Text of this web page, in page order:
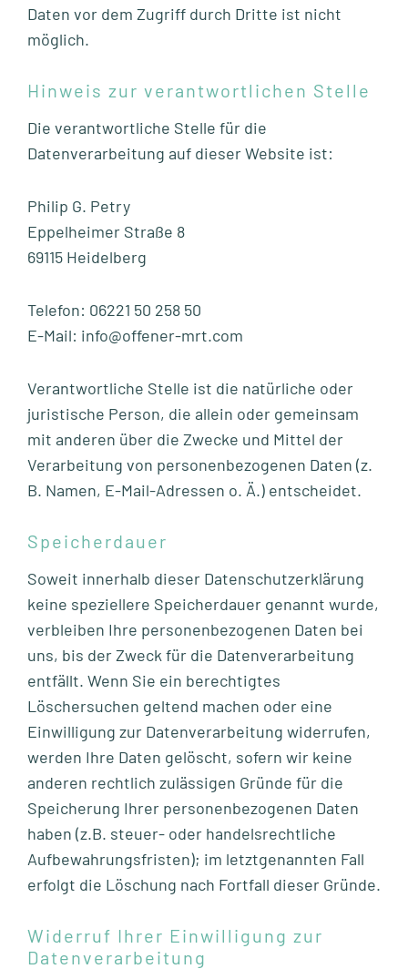
Daten vor dem Zugriff durch Dritte ist nicht
möglich.
Hinweis zur verantwortlichen Stelle
Die verantwortliche Stelle für die
Datenverarbeitung auf dieser Website ist:
Philip G. Petry
Eppelheimer Straße 8
69115 Heidelberg
Telefon: 06221 50 258 50
E-Mail: info@offener-mrt.com
Verantwortliche Stelle ist die natürliche oder
juristische Person, die allein oder gemeinsam
mit anderen über die Zwecke und Mittel der
Verarbeitung von personenbezogenen Daten (z.
B. Namen, E-Mail-Adressen o. Ä.) entscheidet.
Speicherdauer
Soweit innerhalb dieser Datenschutzerklärung
keine speziellere Speicherdauer genannt wurde,
verbleiben Ihre personenbezogenen Daten bei
uns, bis der Zweck für die Datenverarbeitung
entfällt. Wenn Sie ein berechtigtes
Löschersuchen geltend machen oder eine
Einwilligung zur Datenverarbeitung widerrufen,
werden Ihre Daten gelöscht, sofern wir keine
anderen rechtlich zulässigen Gründe für die
Speicherung Ihrer personenbezogenen Daten
haben (z.B. steuer- oder handelsrechtliche
Aufbewahrungsfristen); im letztgenannten Fall
erfolgt die Löschung nach Fortfall dieser Gründe.
Widerruf Ihrer Einwilligung zur
Datenverarbeitung